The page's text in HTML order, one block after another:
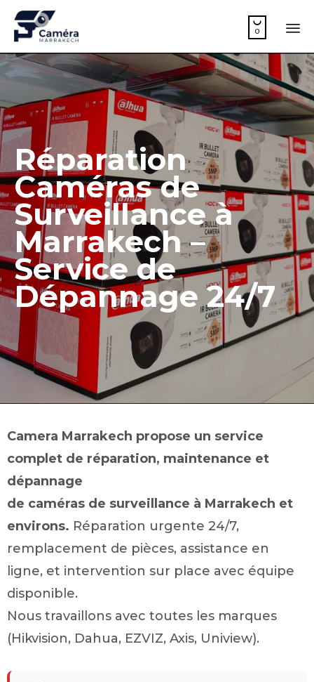

0
to
Réparation
Caméras de
Surveillance à
Marrakech –
Service de
Dépannage 24/7
Camera Marrakech propose un service
complet de réparation, maintenance et
dépannage
de caméras de surveillance à Marrakech et
environs. Réparation urgente 24/7,
remplacement de pièces, assistance en
ligne, et intervention sur place avec équipe
disponible.
Nous travaillons avec toutes les marques
(Hikvision, Dahua, EZVIZ, Axis, Uniview).